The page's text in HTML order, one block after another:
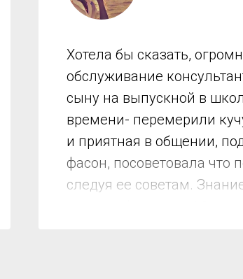
Хотела бы сказать,
обслуживание
сыну на выпускной в
времени- перемерили
и приятная в общении,
фасон, посоветовала что
следуя ее советам.